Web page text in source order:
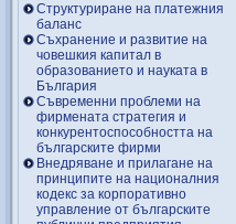
Структуриране на платежния
баланс
Съхранение и развитие на
човешкия капитал в
образованието и науката в
България
Съвременни проблеми на
фирмената стратегия и
конкурентоспособността на
българските фирми
Внедряване и прилагане на
принципите на националния
кодекс за корпоративно
управление от българските